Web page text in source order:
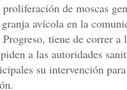
de moscas
avícola en la
tiene de correr a
a las autoridades
su intervención